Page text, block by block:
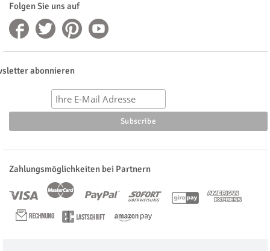
Folgen Sie uns auf
abonnieren
Zahlungsmöglichkeiten bei Partnern